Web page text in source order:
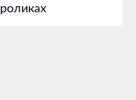
роликах